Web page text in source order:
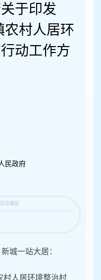
于印发
农村人居环
动工作方
民政府
城一站大居：
村人居环境整治村